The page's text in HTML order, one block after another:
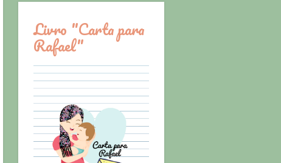
Livro "Carta para
Rafael"